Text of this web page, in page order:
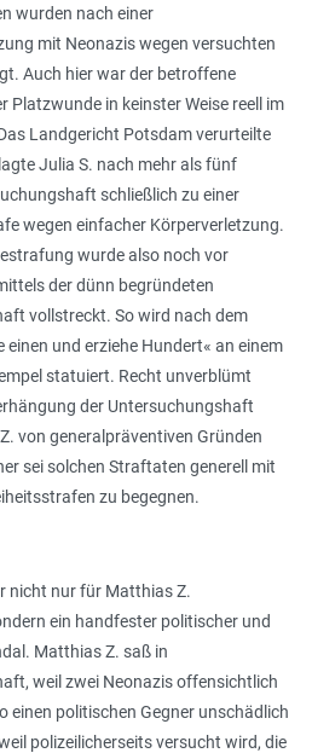
wurden nach einer
mit Neonazis wegen versuchten
Auch hier war der betroffene
Platzwunde in keinster Weise reell im
Landgericht Potsdam verurteilte
Julia S. nach mehr als fünf
schließlich zu einer
wegen einfacher Körperverletzung.
wurde also noch vor
der dünn begründeten
vollstreckt. So wird nach dem
einen und erziehe Hundert« an einem
statuiert. Recht unverblümt
der Untersuchungshaft
von generalpräventiven Gründen
sei solchen Straftaten generell mit
zu begegnen.
nicht nur für Matthias Z.
ein handfester politischer und
Matthias Z. saß in
weil zwei Neonazis offensichtlich
einen politischen Gegner unschädlich
polizeilicherseits versucht wird, die